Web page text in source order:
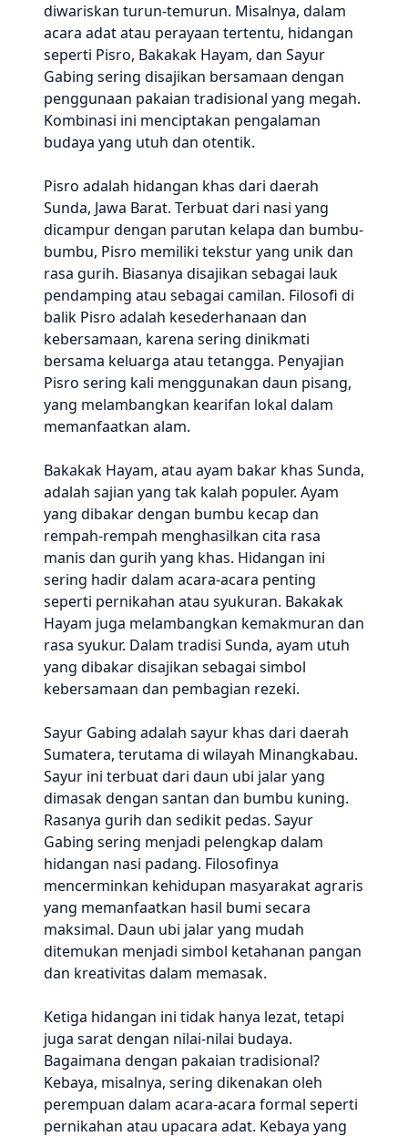
diwariskan turun-temurun. Misalnya, dalam
acara adat atau perayaan tertentu, hidangan
seperti Pisro, Bakakak Hayam, dan Sayur
Gabing sering disajikan bersamaan dengan
penggunaan pakaian tradisional yang megah.
Kombinasi ini menciptakan pengalaman
budaya yang utuh dan otentik.
Pisro adalah hidangan khas dari daerah
Sunda, Jawa Barat. Terbuat dari nasi yang
dicampur dengan parutan kelapa dan bumbu-
bumbu, Pisro memiliki tekstur yang unik dan
rasa gurih. Biasanya disajikan sebagai lauk
pendamping atau sebagai camilan. Filosofi di
balik Pisro adalah kesederhanaan dan
kebersamaan, karena sering dinikmati
bersama keluarga atau tetangga. Penyajian
Pisro sering kali menggunakan daun pisang,
yang melambangkan kearifan lokal dalam
memanfaatkan alam.
Bakakak Hayam, atau ayam bakar khas Sunda,
adalah sajian yang tak kalah populer. Ayam
yang dibakar dengan bumbu kecap dan
rempah-rempah menghasilkan cita rasa
manis dan gurih yang khas. Hidangan ini
sering hadir dalam acara-acara penting
seperti pernikahan atau syukuran. Bakakak
Hayam juga melambangkan kemakmuran dan
rasa syukur. Dalam tradisi Sunda, ayam utuh
yang dibakar disajikan sebagai simbol
kebersamaan dan pembagian rezeki.
Sayur Gabing adalah sayur khas dari daerah
Sumatera, terutama di wilayah Minangkabau.
Sayur ini terbuat dari daun ubi jalar yang
dimasak dengan santan dan bumbu kuning.
Rasanya gurih dan sedikit pedas. Sayur
Gabing sering menjadi pelengkap dalam
hidangan nasi padang. Filosofinya
mencerminkan kehidupan masyarakat agraris
yang memanfaatkan hasil bumi secara
maksimal. Daun ubi jalar yang mudah
ditemukan menjadi simbol ketahanan pangan
dan kreativitas dalam memasak.
Ketiga hidangan ini tidak hanya lezat, tetapi
juga sarat dengan nilai-nilai budaya.
Bagaimana dengan pakaian tradisional?
Kebaya, misalnya, sering dikenakan oleh
perempuan dalam acara-acara formal seperti
pernikahan atau upacara adat. Kebaya yang